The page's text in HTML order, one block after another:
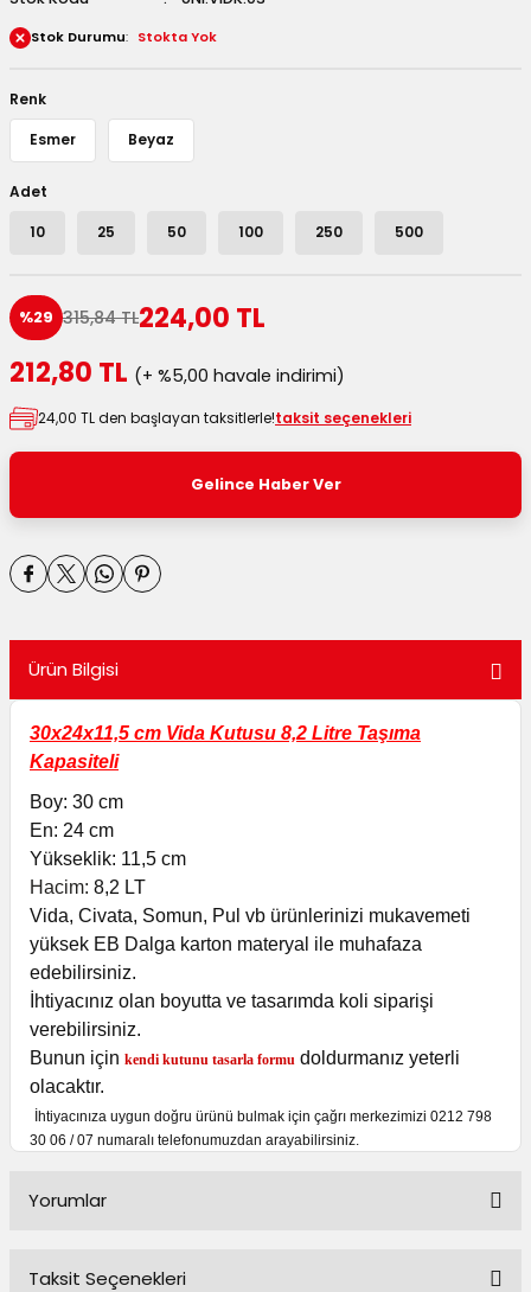
Kutuları
Masura Kapaklı
Stok Durumu Stokta Yok
Renk
Esmer Beyaz
Adet
10 25 50 100 250 500
%29 315,84 TL224,00 TL
212,80 TL (+ %5,00 havale indirimi)
24,00 TL den başlayan taksitlerle!taksit seçenekleri
Gelince Haber Ver
Ürün Bilgisi
30x24x11,5 cm Vida Kutusu 8,2 Litre Taşıma
Kapasiteli
Boy: 30 cm
En: 24 cm
Yükseklik: 11,5 cm
Hacim: 8,2 LT
Vida, Civata, Somun, Pul vb ürünlerinizi mukavemeti
yüksek EB Dalga karton materyal ile muhafaza
edebilirsiniz.
İhtiyacınız olan boyutta ve tasarımda koli siparişi
verebilirsiniz.
Bunun için kendi kutunu tasarla formu doldurmanız yeterli
olacaktır.
İhtiyacınıza uygun doğru ürünü bulmak için çağrı merkezimizi 0212 798
30 06 / 07 numaralı telefonumuzdan arayabilirsiniz.
Yorumlar
Taksit Seçenekleri